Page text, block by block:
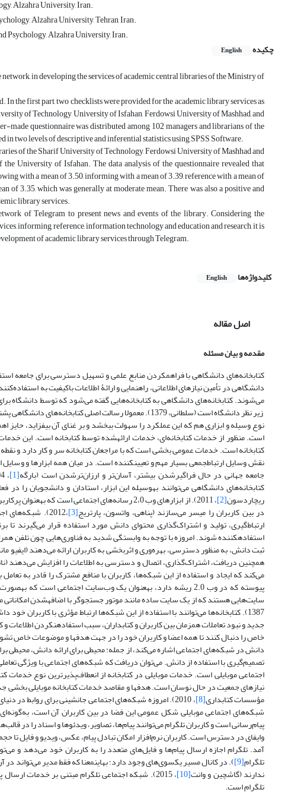
Alzahra University, Iran.
Alzahra University, Tehran, Iran.
Psychology, Alzahra University, Iran.
چکیده
English
in developing the services of academic central libraries of the Ministry of
the first part, two checklists were provided for the academic library services as
of Technology, University of Isfahan, Ferdowsi University of Mashhad, and
made questionnaire was distributed among 102 managers and librarians of the
two levels of descriptive and inferential statistics using SPSS Software.
of the Sharif University of Technology, Ferdowsi University of Mashhad and
University of Isfahan. The data analysis of the questionnaire revealed that
with a mean of 3.50, informing with a mean of 3.39, reference with a mean of
of 3.35, which was generally at moderate mean. There was also a positive and
library services.
of Telegram to present news and events of the library. Considering the
informing, reference, information technology and education and research, it is
of academic library services through Telegram.
کلیدواژه‌ها English
اصل مقاله
مقدمه و بیان مسئله
دانشگاهی در تأمین نیازهای اطلاعاتی، راهنمایی و ارائۀ اطلاعات باکیفیت به
می‌شوند. کتابخانه‌های دانشگاهی به کتابخانه‌هایی گفته می‌شود که توسط دانشگاه
زیر نظر دانشگاه است (سلطانی، 1379). معمولا رسالت اصلی
است. منظور از خدمات کتابخانه‌ای، خدمات
نقش وسایل ارتباط‫‫جمعی بسیار مهم و تعیین‫کننده‌ است.
جامعه جهانی در حال فراگیرشدن بیشتر، آسان‌تر و ارزان‌ترشدن است (بارگه[1]
کتابخانه‌های دانشگاهی می‌توانند به‫وسیله این ابزار،
ریچاردسون[2] ، 2011). از
در بین کاربران را میسر می‌سازند (پناهی، واتسون، پارتریج[3]
ارتباط‌گیری، تولید و اشتراک‌گذاری محتوای دانش مورد استفاده قرار می‌گیرند
استفاده‫کننده ‌شوند. امروزه با توجه به وابستگی شدید به فناوری‌هایی چون تلفن
ثبت دانش، به منظور دسترسی، بهره‌وری و اثربخشی به کاربران ارائه می‌دهند (ایفیو
همچنین دریافت، اشتراک‌گذاری، اتصال و دسترسی به اطلاعات را افزایش می‌دهند
می‌کند که ایجاد و استفاده از این شبکه‌ها، کاربران با منافع مشترک را قادر به
پیوسته که در وب 2.0 ریشه دارد، به‫عنوان یک وب‌سایت اجتماعی است که به‫صورت تعاملی بین افراد مورد استفاده قرار می‌گیرد (اندره‌دیکسون
سایت‌هایی هستند که از
1387). کتابخانه‌ها می‌توانند با استفاده از این شبکه‌ها ارتباط مؤثری با
جدید و نبود تعاملات
خاص را دنبال کنند تا همه اعضا و کاربران خود را در جهت هدف‫ها و موضوعات خاص تشویق به تعامل کنند. «اسکات وبر»
دانش در شبکه‌های اجتماعی اشاره می‌کند، از جمله: محیطی برای ارائه دانش، محیطی
تصمیم‌گیری با استفاده از دانش. می‌توان دریافت که شبکه‌های اجتماعی با ویژگی
اجتماعی موبایلی است. خدمات موبایلی در کتابخانه از انعطاف‌پذیرترین نوع
نیازهای جمعیت در حال نوسان است. هدف‫ها و مقاصد
مؤسسات کتابداری[8]
شبکه‌های اجتماعی موبایلی شکل عمومی این فضا در بین کاربران آن است،
پیام‌رسانی است و کاربران تلگرام می‌توانند پیام‌ها، تصاویر، ویدئوها و اسناد را در
تلگرام[9] ). در کانال مسیر یک‫سوی‌های وجود دارد؛
ندارند (گاشچین و وانت[10]
تلگرام است.